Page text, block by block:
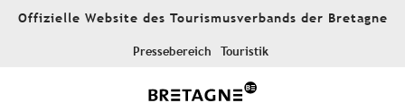
AllerOffizielle Website des Tourismusverbands der Bretagne
Pressebereich Touristik